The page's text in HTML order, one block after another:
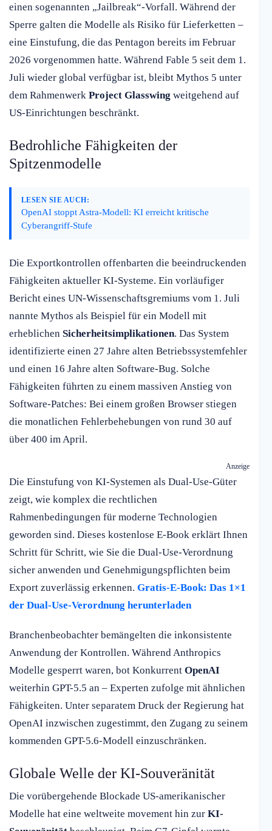
einen sogenannten „Jailbreak“-Vorfall. Während der
Sperre galten die Modelle als Risiko für Lieferketten –
eine Einstufung, die das Pentagon bereits im Februar
2026 vorgenommen hatte. Während Fable 5 seit dem 1.
Juli wieder global verfügbar ist, bleibt Mythos 5 unter
dem Rahmenwerk Project Glasswing weitgehend auf
US-Einrichtungen beschränkt.
Bedrohliche Fähigkeiten der
Spitzenmodelle
LESEN SIE AUCH:
OpenAI stoppt Astra-Modell: KI erreicht kritische
Cyberangriff-Stufe
Die Exportkontrollen offenbarten die beeindruckenden
Fähigkeiten aktueller KI-Systeme. Ein vorläufiger
Bericht eines UN-Wissenschaftsgremiums vom 1. Juli
nannte Mythos als Beispiel für ein Modell mit
erheblichen Sicherheitsimplikationen. Das System
identifizierte einen 27 Jahre alten Betriebssystemfehler
und einen 16 Jahre alten Software-Bug. Solche
Fähigkeiten führten zu einem massiven Anstieg von
Software-Patches: Bei einem großen Browser stiegen
die monatlichen Fehlerbehebungen von rund 30 auf
über 400 im April.
Anzeige
Die Einstufung von KI-Systemen als Dual-Use-Güter
zeigt, wie komplex die rechtlichen
Rahmenbedingungen für moderne Technologien
geworden sind. Dieses kostenlose E-Book erklärt Ihnen
Schritt für Schritt, wie Sie die Dual-Use-Verordnung
sicher anwenden und Genehmigungspflichten beim
Export zuverlässig erkennen. Gratis-E-Book: Das 1×1
der Dual-Use-Verordnung herunterladen
Branchenbeobachter bemängelten die inkonsistente
Anwendung der Kontrollen. Während Anthropics
Modelle gesperrt waren, bot Konkurrent OpenAI
weiterhin GPT-5.5 an – Experten zufolge mit ähnlichen
Fähigkeiten. Unter separatem Druck der Regierung hat
OpenAI inzwischen zugestimmt, den Zugang zu seinem
kommenden GPT-5.6-Modell einzuschränken.
Globale Welle der KI-Souveränität
Die vorübergehende Blockade US-amerikanischer
Modelle hat eine weltweite movement hin zur KI-